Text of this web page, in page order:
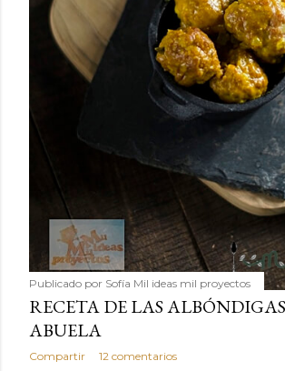
Publicado por Sofía Mil ideas mil proyectos
RECETA DE LAS
ABUELA
Compartir 12 comentarios